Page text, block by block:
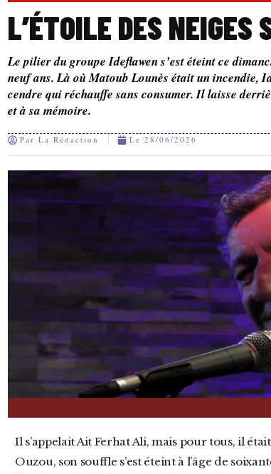
L’ÉTOILE DES NEIGES
Le pilier du groupe Ideflawen s’est éteint ce
neuf ans. Là où Matoub Lounès était un incendie,
cendre qui réchauffe sans consumer. Il laisse
et à sa mémoire.
Par La Rédaction Le 28/06/2026
Il s’appelait Ait Ferhat Ali, mais pour tous, il était Dda Ali. Ce dimanche 28 juin 2026, à Tizi
Ouzou, son souffle s’est éteint à l’âge de